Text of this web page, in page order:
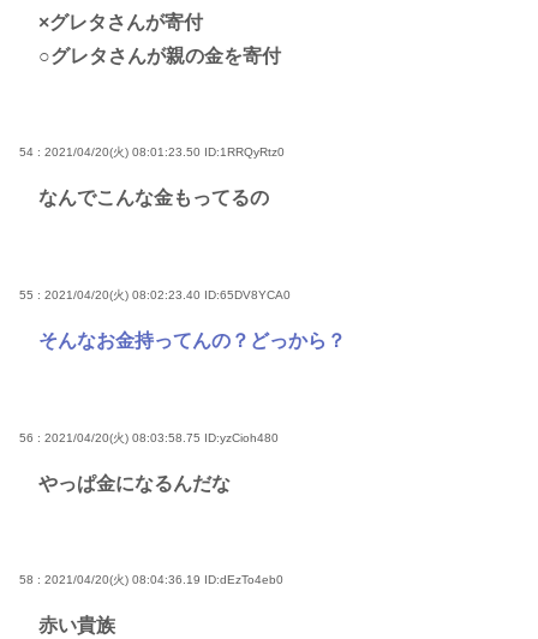
×グレタさんが寄付
○グレタさんが親の金を寄付
54 : 2021/04/20(火) 08:01:23.50 ID:1RRQyRtz0
なんでこんな金もってるの
55 : 2021/04/20(火) 08:02:23.40 ID:65DV8YCA0
そんなお金持ってんの？どっから？
56 : 2021/04/20(火) 08:03:58.75 ID:yzCioh480
やっぱ金になるんだな
58 : 2021/04/20(火) 08:04:36.19 ID:dEzTo4eb0
赤い貴族